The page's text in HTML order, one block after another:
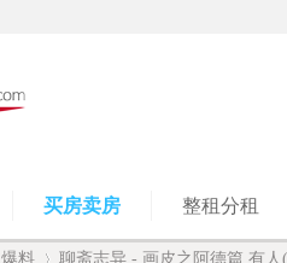
买房卖房 整租分租
料 聊斋志异 - 画皮之阿德篇 有人